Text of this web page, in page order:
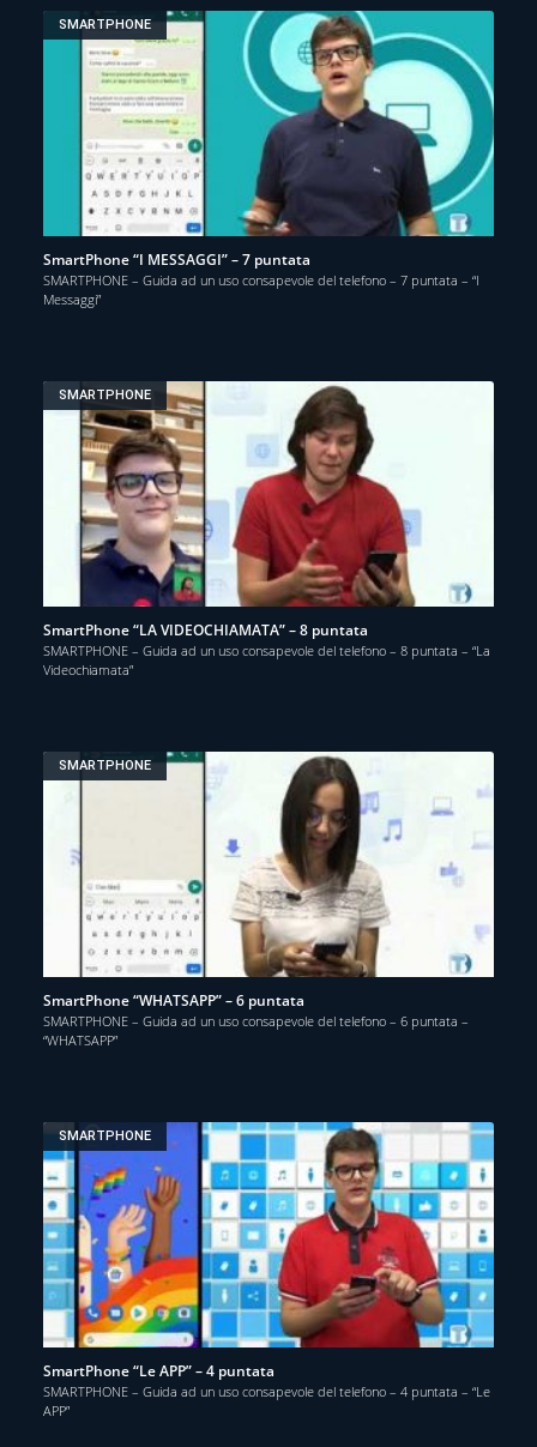
SMARTPHONE
SmartPhone “I MESSAGGI” – 7 puntata
SMARTPHONE – Guida ad un uso consapevole del telefono – 7 puntata – “I
Messaggi”
SMARTPHONE
SmartPhone “LA VIDEOCHIAMATA” – 8 puntata
SMARTPHONE – Guida ad un uso consapevole del telefono – 8 puntata – “La
Videochiamata”
SMARTPHONE
SmartPhone “WHATSAPP” – 6 puntata
SMARTPHONE – Guida ad un uso consapevole del telefono – 6 puntata –
“WHATSAPP”
SMARTPHONE
SmartPhone “Le APP” – 4 puntata
SMARTPHONE – Guida ad un uso consapevole del telefono – 4 puntata – “Le
APP”